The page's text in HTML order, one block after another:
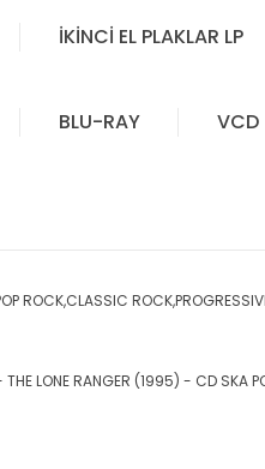
İKİNCİ EL PLAKLAR LP
BLU-RAY VCD
ROCK,CLASSIC